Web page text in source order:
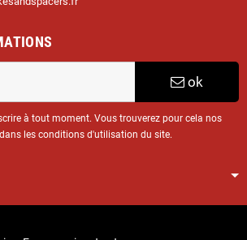
ok
à tout moment. Vous trouverez pour cela nos
les conditions d'utilisation du site.